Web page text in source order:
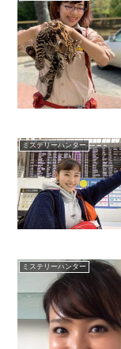
ミステリーハンター
ミステリーハンター